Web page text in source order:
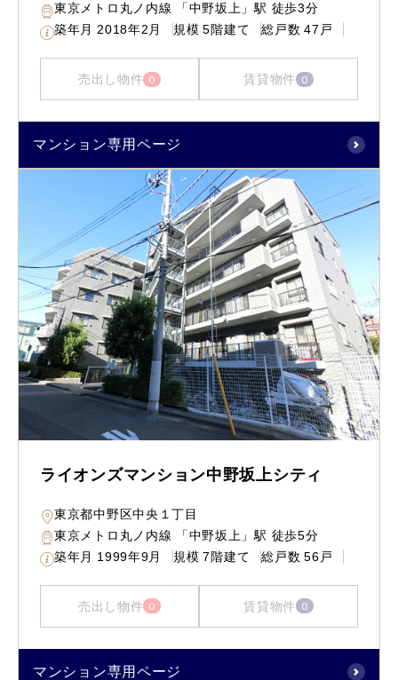
東京メトロ丸ノ内線 「中野坂上」駅 徒歩3分
築年月 2018年2月 規模 5階建て 総戸数 47戸
売出し物件 0 賃貸物件 0
マンション専用ページ
ライオンズマンション中野坂上シティ
東京都中野区中央１丁目
東京メトロ丸ノ内線 「中野坂上」駅 徒歩5分
築年月 1999年9月 規模 7階建て 総戸数 56戸
売出し物件 0 賃貸物件 0
マンション専用ページ